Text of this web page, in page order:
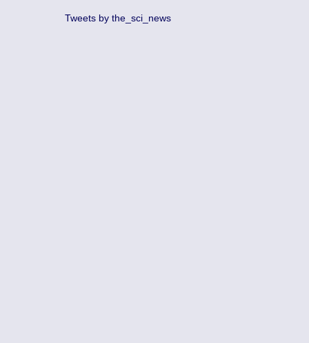
Tweets by the_sci_news